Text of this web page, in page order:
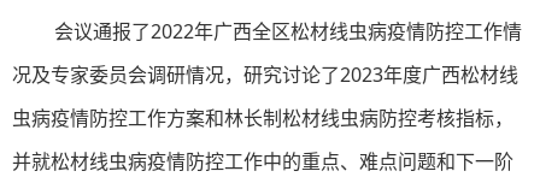
会议通报了2022年广西全区松材线虫病疫情防控工作情
况及专家委员会调研情况，研究讨论了2023年度广西松材线
虫病疫情防控工作方案和林长制松材线虫病防控考核指标，
并就松材线虫病疫情防控工作中的重点、难点问题和下一阶